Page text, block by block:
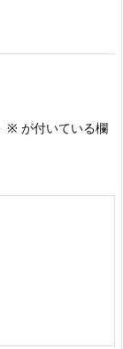
※ が付いている欄